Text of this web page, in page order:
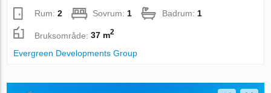
Rum:2 Sovrum: 1 Badrum: 1
Bruksområde:37 m2
Evergreen Developments Group